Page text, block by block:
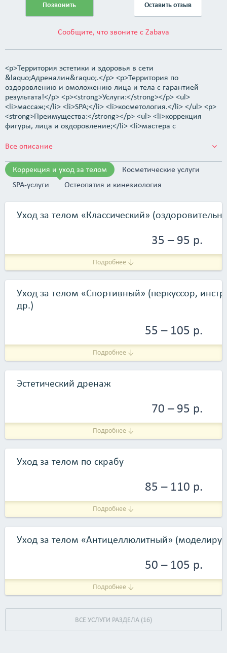
Коррекция и уход за телом
Косметические услуги
SPA-услуги
Остеопатия и кинезиология
Уход за телом «Классический»
35 – 95 р.
Подробнее ↓
Уход за телом «Спортивный» (перкуссор,
др.)
55 – 105 р.
Подробнее ↓
Эстетический дренаж
70 – 95 р.
Подробнее ↓
Уход за телом по скрабу
85 – 110 р.
Подробнее ↓
Уход за телом «Антицеллюлитный»
50 – 105 р.
Подробнее ↓
ВСЕ УСЛУГИ РАЗДЕЛА (16)
Позвонить Оставить отзыв
Сообщите, что звоните с Zabava
<p>Территория эстетики и здоровья в сети
&laquo;Адреналин&raquo;.</p> <p>Территория по
оздоровлению и омоложению лица и тела с гарантией
результата!</p> <p><strong>Услуги:</strong></p> <ul>
<li>массаж;</li> <li>SPA;</li> <li>косметология.</li> </ul> <p>
<strong>Преимущества:</strong></p> <ul> <li>коррекция
фигуры, лица и оздоровление;</li> <li>мастера с
здоровье и красоту уже 6 лет.</li> </ul>
Все описание